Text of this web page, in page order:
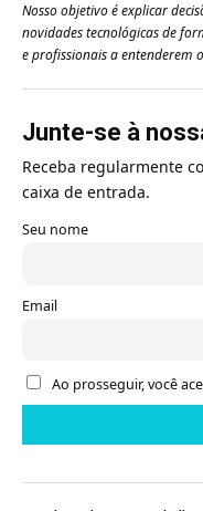
Nosso objetivo é explicar
novidades tecnológicas de
e profissionais a entenderem
Junte-se à
Receba regularmente
caixa de entrada.
Seu nome
Email
Ao prosseguir, você